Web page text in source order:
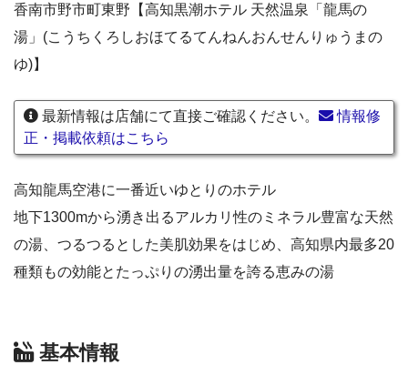
香南市野市町東野【高知黒潮ホテル 天然温泉「龍馬の
湯」(こうちくろしおほてるてんねんおんせんりゅうまの
ゆ)】
最新情報は店舗にて直接ご確認ください。
情報修
正・掲載依頼はこちら
高知龍馬空港に一番近いゆとりのホテル
地下1300mから湧き出るアルカリ性のミネラル豊富な天然
の湯、つるつるとした美肌効果をはじめ、高知県内最多20
種類もの効能とたっぷりの湧出量を誇る恵みの湯
基本情報